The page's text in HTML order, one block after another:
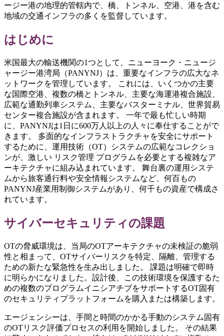
ージー港の地理的管轄内で、橋、トンネル、空港、港を含む
地域の交通インフラの多くを監督しています。
はじめに
米国最大の輸送機関の1つとして、ニューヨーク・ニュージ
ャージー港湾局（PANYNJ）は、重要なインフラの広大なネ
ットワークを管理しています。 これには、いくつかの主要
な国際空港、複数の橋とトンネル、主要な海運港複合施設、
広範な通勤列車システム、主要なバスターミナル、世界貿易
センター複合施設が含まれます。 一年で最も忙しい時期
に、PANYNJは1日に600万人以上の人々に奉仕することがで
きます。 多面的なインフラストラクチャを安全にサポート
するために、運用技術（OT）システムの広範なコレクショ
ンが、激しい リスク管理 プログラムを必要とする複雑なア
ーキテクチャに組み込まれています。 舞台裏の運用システ
ムから旅客通行料や安全情報システムなど、何百もの
PANYNJ産業用制御システムがあり、何千もの資産で構成さ
れています。
サイバーセキュリティの課題
OTの脅威環境は、当局のOTアーキテクチャの未検証の脆弱
性と相まって、OTサイバーリスクを特定、隔離、管理する
ための新たな緊急性を生み出しました。 課題は明確で即時
に明らかになりました。設計後、この技術環境を保護するた
めの複数のプログラムイニシアチブをサポートするOT固有
のセキュリティプラットフォームを購入または構築します。
エージェンシーは、手間と時間のかかる手動のシステム固有
のOTリスク評価プロセスの利用を開始しました。 その結果